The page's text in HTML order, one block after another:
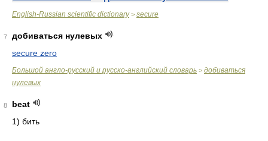
English-Russian scientific dictionary> secure
7
добиваться нулевых
secure zero
Большой англо-русский и русско-английский словарь > добиваться
нулевых
8
beat
1) бить